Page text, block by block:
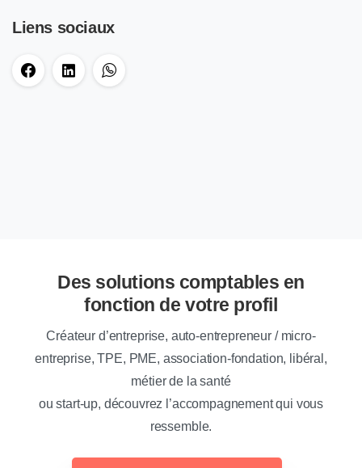
Liens sociaux
Des solutions comptables en
fonction de votre profil
Créateur d’entreprise, auto-entrepreneur / micro-
entreprise, TPE, PME, association-fondation, libéral,
métier de la santé
ou start-up, découvrez l’accompagnement qui vous
ressemble.